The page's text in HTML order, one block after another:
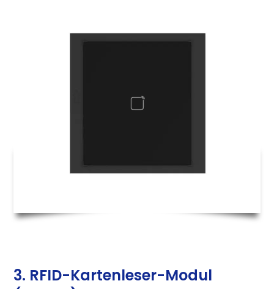
3. RFID-Kartenleser-Modul